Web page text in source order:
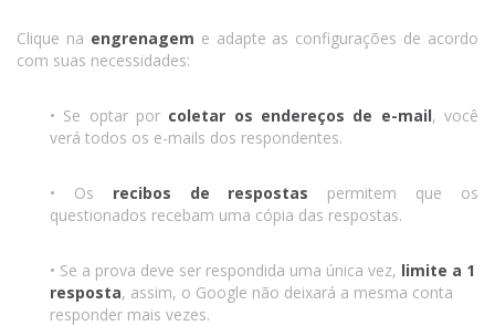
Clique na engrenagem e adapte as configurações de acordo
com suas necessidades:
• Se optar por coletar os endereços de e-mail, você
verá todos os e-mails dos respondentes.
• Os recibos de respostas permitem que os
questionados recebam uma cópia das respostas.
• Se a prova deve ser respondida uma única vez, limite a 1
resposta, assim, o Google não deixará a mesma conta
responder mais vezes.